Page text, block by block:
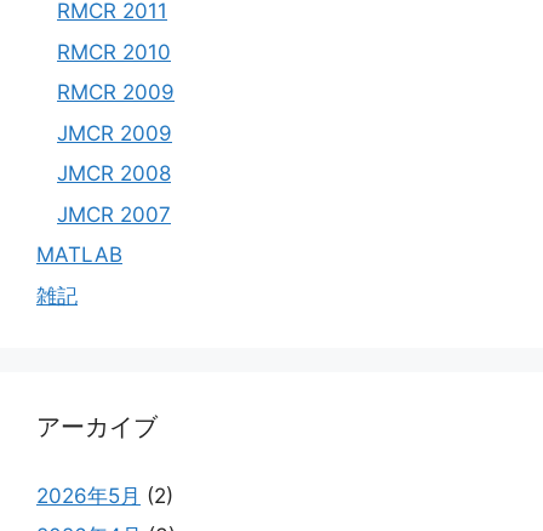
RMCR 2011
RMCR 2010
RMCR 2009
JMCR 2009
JMCR 2008
JMCR 2007
MATLAB
雑記
アーカイブ
2026年5月 (2)